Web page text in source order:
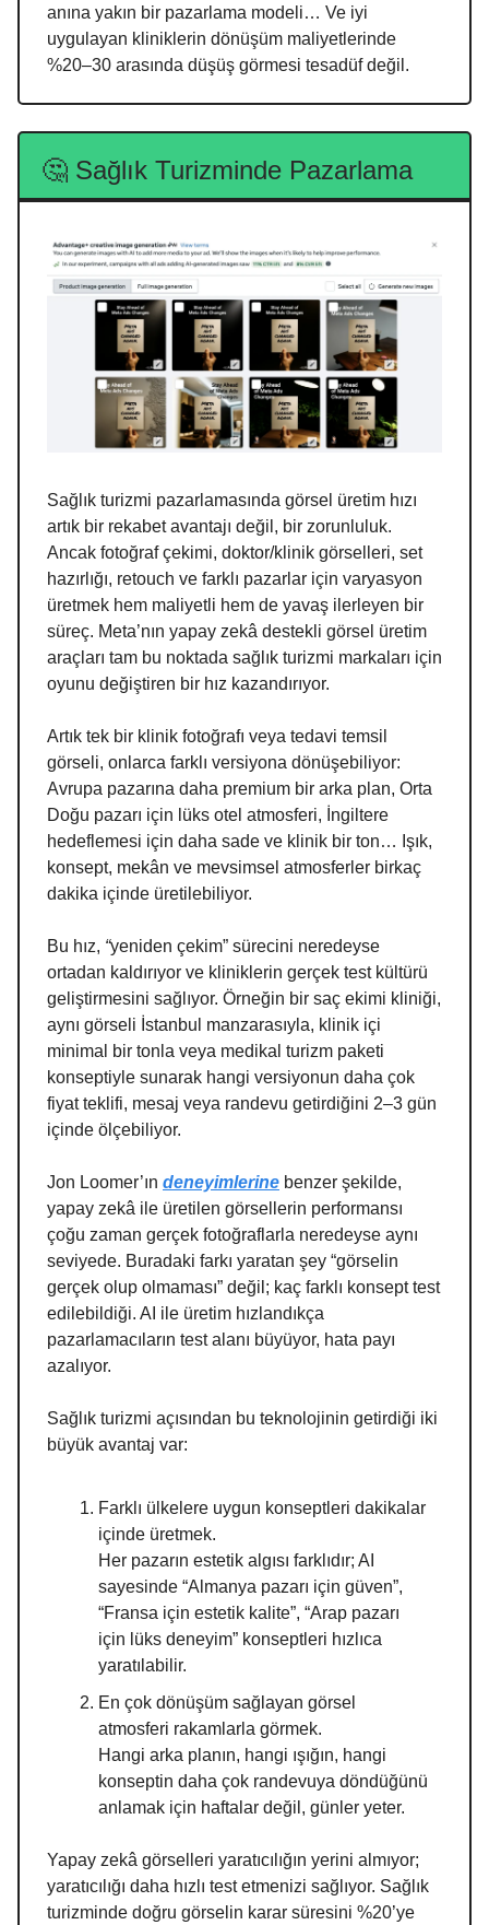
anına yakın bir pazarlama modeli… Ve iyi
uygulayan kliniklerin dönüşüm maliyetlerinde
%20–30 arasında düşüş görmesi tesadüf değil.
🤔 Sağlık Turizminde Pazarlama
Sağlık turizmi pazarlamasında görsel üretim hızı
artık bir rekabet avantajı değil, bir zorunluluk.
Ancak fotoğraf çekimi, doktor/klinik görselleri, set
hazırlığı, retouch ve farklı pazarlar için varyasyon
üretmek hem maliyetli hem de yavaş ilerleyen bir
süreç. Meta’nın yapay zekâ destekli görsel üretim
araçları tam bu noktada sağlık turizmi markaları için
oyunu değiştiren bir hız kazandırıyor.
Artık tek bir klinik fotoğrafı veya tedavi temsil
görseli, onlarca farklı versiyona dönüşebiliyor:
Avrupa pazarına daha premium bir arka plan, Orta
Doğu pazarı için lüks otel atmosferi, İngiltere
hedeflemesi için daha sade ve klinik bir ton… Işık,
konsept, mekân ve mevsimsel atmosferler birkaç
dakika içinde üretilebiliyor.
Bu hız, “yeniden çekim” sürecini neredeyse
ortadan kaldırıyor ve kliniklerin gerçek test kültürü
geliştirmesini sağlıyor. Örneğin bir saç ekimi kliniği,
aynı görseli İstanbul manzarasıyla, klinik içi
minimal bir tonla veya medikal turizm paketi
konseptiyle sunarak hangi versiyonun daha çok
fiyat teklifi, mesaj veya randevu getirdiğini 2–3 gün
içinde ölçebiliyor.
Jon Loomer’ın deneyimlerine benzer şekilde,
yapay zekâ ile üretilen görsellerin performansı
çoğu zaman gerçek fotoğraflarla neredeyse aynı
seviyede. Buradaki farkı yaratan şey “görselin
gerçek olup olmaması” değil; kaç farklı konsept test
edilebildiği. AI ile üretim hızlandıkça
pazarlamacıların test alanı büyüyor, hata payı
azalıyor.
Sağlık turizmi açısından bu teknolojinin getirdiği iki
büyük avantaj var:
Farklı ülkelere uygun konseptleri dakikalar
içinde üretmek.
Her pazarın estetik algısı farklıdır; AI
sayesinde “Almanya pazarı için güven”,
“Fransa için estetik kalite”, “Arap pazarı
için lüks deneyim” konseptleri hızlıca
yaratılabilir.
En çok dönüşüm sağlayan görsel
atmosferi rakamlarla görmek.
Hangi arka planın, hangi ışığın, hangi
konseptin daha çok randevuya döndüğünü
anlamak için haftalar değil, günler yeter.
Yapay zekâ görselleri yaratıcılığın yerini almıyor;
yaratıcılığı daha hızlı test etmenizi sağlıyor. Sağlık
turizminde doğru görselin karar süresini %20’ye